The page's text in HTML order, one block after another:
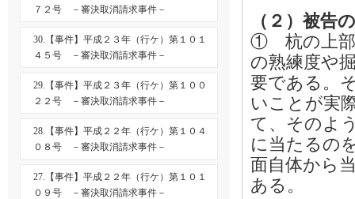
（２）被告
① 杭の上部
の熟練度や
要である。
いことが実
て、そのよ
に当たるの
面自体から
ある。
７２号 －審決取消請求事件－
30.【事件】平成２３年（行ケ）第１０１
４５号 －審決取消請求事件－
29.【事件】平成２３年（行ケ）第１００
２２号 －審決取消請求事件－
28.【事件】平成２２年（行ケ）第１０４
０８号 －審決取消請求事件－
27.【事件】平成２２年（行ケ）第１０１
０９号 －審決取消請求事件－